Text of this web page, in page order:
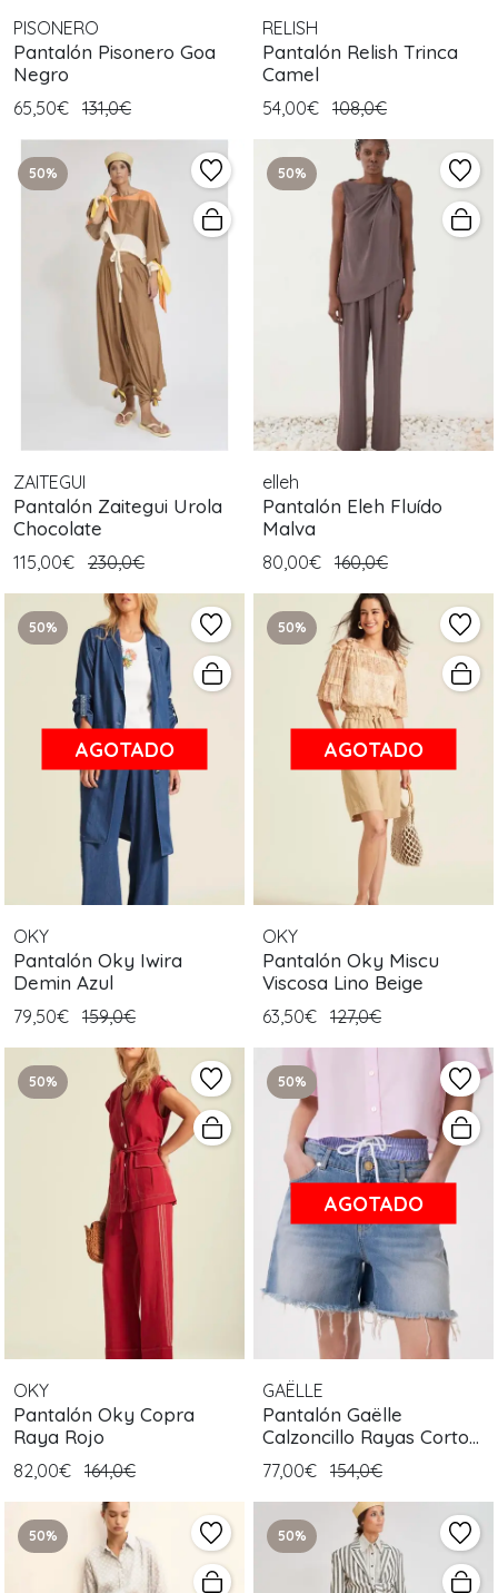
PISONERO
Pantalón Pisonero Goa
Negro
65,50€ 131,0€
RELISH
Pantalón Relish Trinca
Camel
54,00€ 108,0€
50%
ZAITEGUI
Pantalón Zaitegui Urola
Chocolate
115,00€ 230,0€
50%
elleh
Pantalón Eleh Fluído
Malva
80,00€ 160,0€
50%
AGOTADO
OKY
Pantalón Oky Iwira
Demin Azul
79,50€ 159,0€
50%
AGOTADO
OKY
Pantalón Oky Miscu
Viscosa Lino Beige
63,50€ 127,0€
50%
OKY
Pantalón Oky Copra
Raya Rojo
82,00€ 164,0€
50%
AGOTADO
GAËLLE
Pantalón Gaëlle
Calzoncillo Rayas Corto
Azul
77,00€ 154,0€
50% 50%